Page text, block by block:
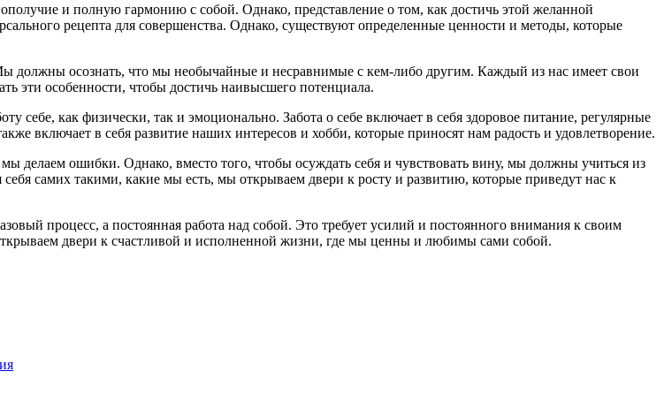
и полную гармонию с собой. Однако, представление о том, как достичь этой желанной
рецепта для совершенства. Однако, существуют определенные ценности и методы, которые
осознать, что мы необычайные и несравнимые с кем-либо другим. Каждый из нас имеет свои
эти особенности, чтобы достичь наивысшего потенциала.
себе, как физически, так и эмоционально. Забота о себе включает в себя здоровое питание, регулярные
включает в себя развитие наших интересов и хобби, которые приносят нам радость и удовлетворение.
делаем ошибки. Однако, вместо того, чтобы осуждать себя и чувствовать вину, мы должны учиться из
самих такими, какие мы есть, мы открываем двери к росту и развитию, которые приведут нас к
процесс, а постоянная работа над собой. Это требует усилий и постоянного внимания к своим
двери к счастливой и исполненной жизни, где мы ценны и любимы сами собой.